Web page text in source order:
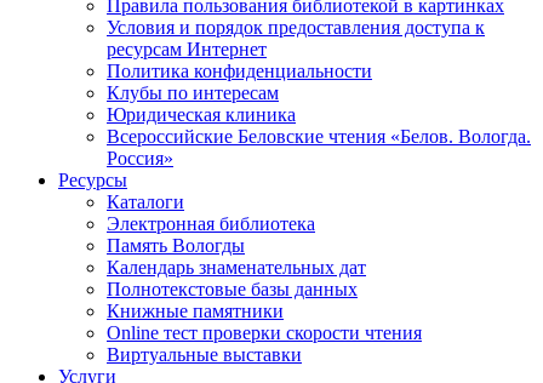
Правила пользования библиотекой в картинках
Условия и порядок предоставления доступа к
ресурсам Интернет
Политика конфиденциальности
Клубы по интересам
Юридическая клиника
Всероссийские Беловские чтения «Белов. Вологда.
Россия»
Ресурсы
Каталоги
Электронная библиотека
Память Вологды
Календарь знаменательных дат
Полнотекстовые базы данных
Книжные памятники
Online тест проверки скорости чтения
Виртуальные выставки
Услуги